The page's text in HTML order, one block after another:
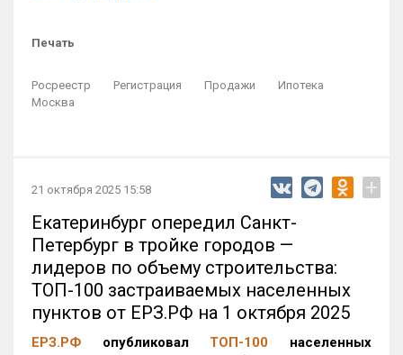
Печать
Росреестр Регистрация Продажи
Ипотека
Москва
21 октября 2025 15:58 +
Екатеринбург опередил Санкт-
Петербург в тройке городов —
лидеров по объему строительства:
ТОП-100 застраиваемых населенных
пунктов от ЕРЗ.РФ на 1 октября 2025
ЕРЗ.РФ опубликовал ТОП-100 населенных